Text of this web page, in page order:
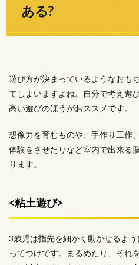
ある?
遊び方が決まっているようなおも
てしまいますよね。自分で考え遊
高い遊びのほうがおススメです。
想像力を育むものや、手作り工作
体験をさせたりなど室内で出来る
ります。
<粘土遊び>
3歳児は指先を細かく動かせるよ
ってつけです。まるめたり、それ